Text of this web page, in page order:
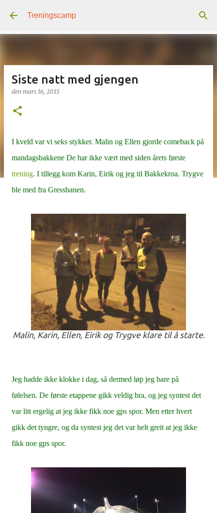
Gå til hovedinnhold
Treningscamp
Siste natt med gjengen
den mars 16, 2015
I kveld var vi seks stykker. Malin og Ellen gjorde comeback på
mandagsbakkene De har ikke vært med siden årets første
trening. I tillegg kom Karin, Eirik og jeg til Bakkekroa. Trygve
ble med fra Gressbanen.
Malin, Karin, Ellen, Eirik og Trygve klare til å starte.
Jeg hadde ikke klokke i dag, så dermed løp jeg bare på
følelsen. De første etappene gikk veldig bra, og jeg syntest det
var litt ergelig at jeg ikke fikk noe gps spor. Men etter hvert
gikk det tyngre, og da syntest jeg det var helt greit at jeg ikke
fikk noe gps spor.